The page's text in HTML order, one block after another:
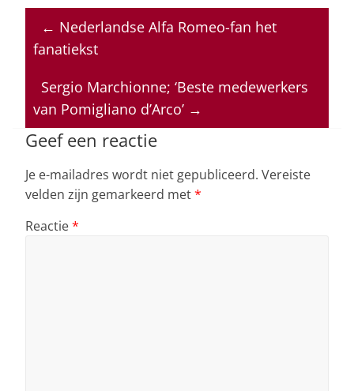
at
s
p
p
c
e
o
o
k
k
e
n
re
a
s
ai
l
← Nederlandse Alfa Romeo-fan het
fanatiekst
Sergio Marchionne; ‘Beste medewerkers
van Pomigliano d’Arco’ →
Geef een reactie
Je e-mailadres wordt niet gepubliceerd. Vereiste
velden zijn gemarkeerd met*
Reactie*